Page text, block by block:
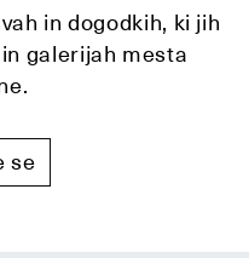
in dogodkih, ki jih
galerijah mesta
se